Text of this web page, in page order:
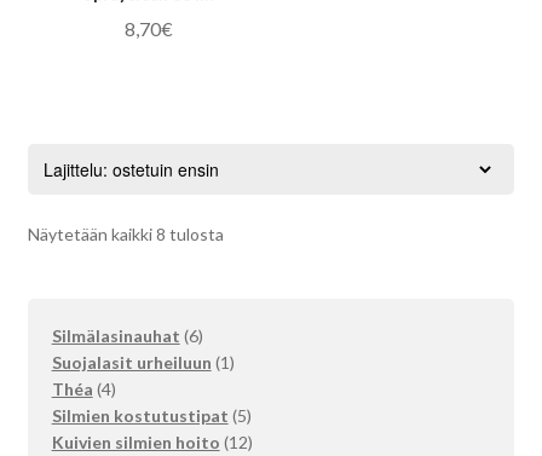
8,70€
Näytetään kaikki 8 tulostaSuosituimmat
Silmälasinauhat 66
tuotetta
Suojalasit urheiluun 11
Théa 44
tuotetta
Silmien kostutustipat 55
tuotetta
Kuivien silmien hoito 1212